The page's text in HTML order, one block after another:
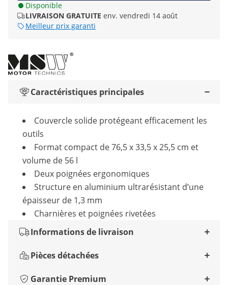
Disponible
LIVRAISON GRATUITE env. vendredi 14 août
Meilleur prix garanti
Caractéristiques principales
Couvercle solide protégeant efficacement les
outils
Format compact de 76,5 x 33,5 x 25,5 cm et
volume de 56 l
Deux poignées ergonomiques
Structure en aluminium ultrarésistant d’une
épaisseur de 1,3 mm
Charnières et poignées rivetées
Informations de livraison
Pièces détachées
Garantie Premium